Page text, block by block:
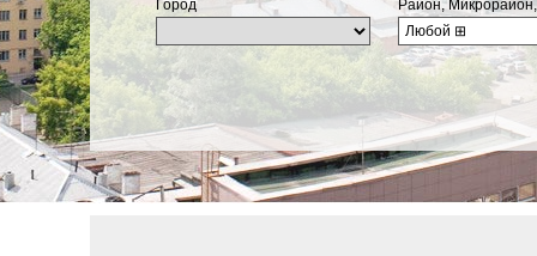
Город
Район,
Любой ⊞